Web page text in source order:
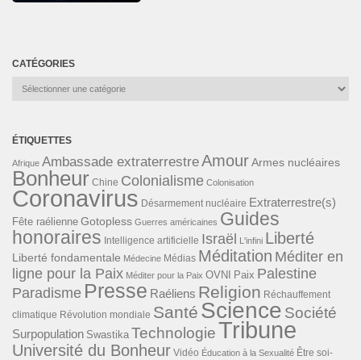
CATÉGORIES
Catégories
ÉTIQUETTES
Afrique Ambassade extraterrestreAmourArmes nucléaires
Bonheur Chine Colonialisme Colonisation
Coronavirus Désarmement nucléaire Extraterrestre(s)
Fête raélienne Gotopless Guerres américaines Guides
honoraires Intelligence artificielle Israël L'infini Liberté
Liberté fondamentale Médecine Médias Méditation Méditer en
ligne pour la Paix Méditer pour la Paix OVNI Paix Palestine
Paradisme Presse Raéliens Religion Réchauffement
climatique Révolution mondiale Santé Science Société
Surpopulation Swastika TechnologieTribune
Université du Bonheur Vidéo Éducation à la Sexualité Être soi-